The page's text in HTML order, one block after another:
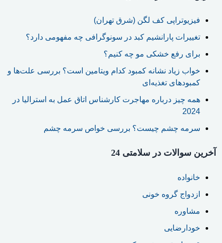
فیزیوتراپی کف لگن (شرق تهران)
تغییرات پارانشیم کبد در سونوگرافی چه مفهومی دارد؟
برای رفع خشکی مو چه کنیم؟
خواب زیاد نشانه کمبود کدام ویتامین است؟ بررسی علت‌ها و
کمبودهای تغذیه‌ای
همه چیز درباره مهاجرت کارشناس اتاق عمل به استرالیا در
2024
سرمه چشم چیست؟ بررسی خواص سرمه چشم
آخرین سوالات در سلامتی 24
خانواده
ازدواج گروه خونی
مشاوره
خودارضایی